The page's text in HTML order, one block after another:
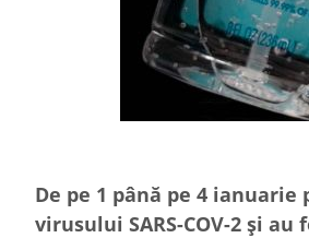
De pe 1 până pe 4
virusului SARS-COV-2 și